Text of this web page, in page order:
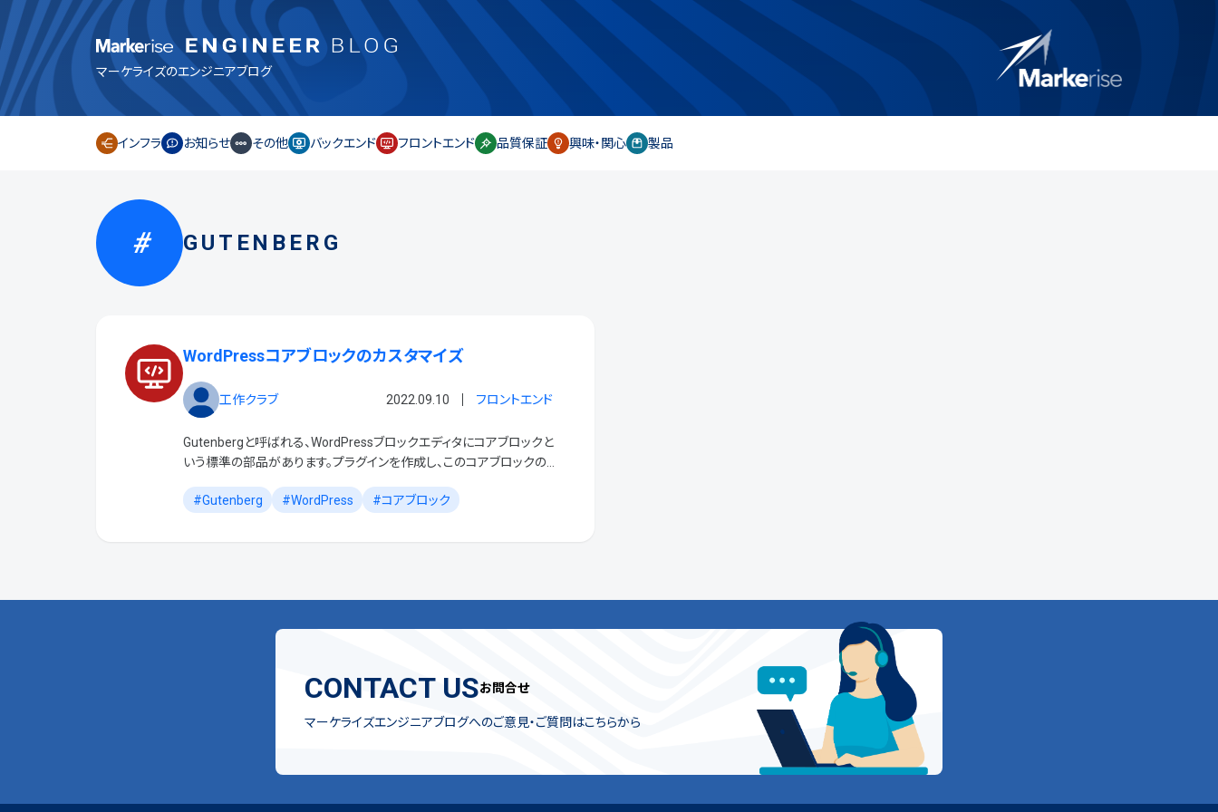
マーケライズのエンジニアブログ
インフラ お知らせ その他 バックエンド フロントエンド 品質保証 興味・関心 製品
GUTENBERG
WordPressコアブロックのカスタマイズ
工作クラブ 2022.09.10 フロントエンド
Gutenbergと呼ばれる、WordPressブロックエディタにコアブロックと
いう標準の部品があります。プラグインを作成し、このコアブロックの部
るものの […]
Gutenberg WordPress コアブロック
CONTACT USお問合せ
マーケライズエンジニアブログへのご意見・ご質問はこちらから